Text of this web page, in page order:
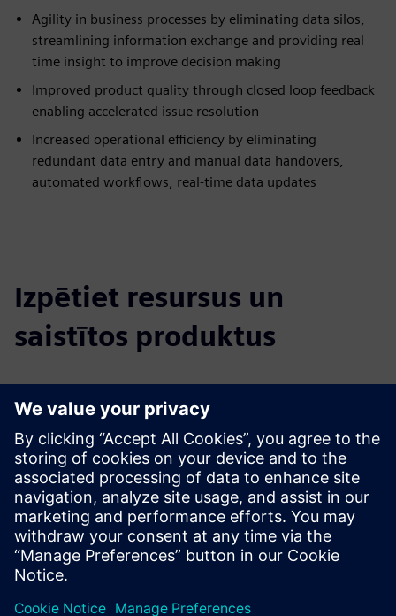
Agility in business processes by eliminating data silos,
streamlining information exchange and providing real
time insight to improve decision making
Improved product quality through closed loop feedback
enabling accelerated issue resolution
Increased operational efficiency by eliminating
redundant data entry and manual data handovers,
automated workflows, real-time data updates
Izpētiet resursus un
saistītos produktus
Papildu informācija un resursi
More information
White Paper
Priekšnosacījumi
none